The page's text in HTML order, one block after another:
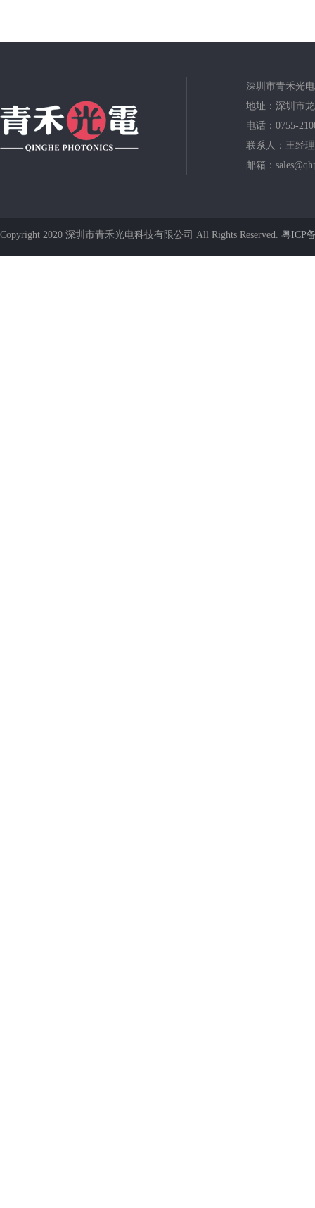
深圳市青禾光
地址：深圳市
电话：0755-
联系人：王经理
邮箱：
Copyright 2020 深圳市青禾光电科技有限公司 All Rights Reserved. 粤ICP